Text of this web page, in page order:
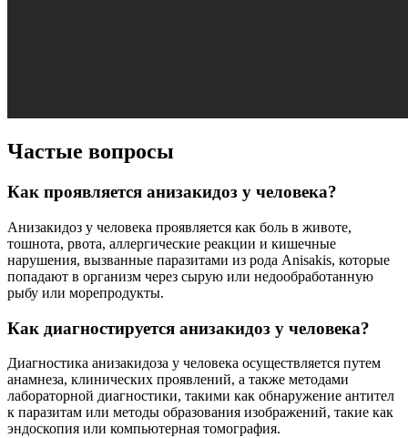
Частые вопросы
Как проявляется анизакидоз у человека?
Анизакидоз у человека проявляется как боль в животе,
тошнота, рвота, аллергические реакции и кишечные
нарушения, вызванные паразитами из рода Anisakis, которые
попадают в организм через сырую или недообработанную
рыбу или морепродукты.
Как диагностируется анизакидоз у человека?
Диагностика анизакидоза у человека осуществляется путем
анамнеза, клинических проявлений, а также методами
лабораторной диагностики, такими как обнаружение антител
к паразитам или методы образования изображений, такие как
эндоскопия или компьютерная томография.